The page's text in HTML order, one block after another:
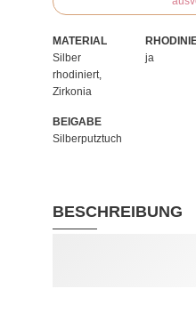
MATERIAL
Silber
rhodiniert,
Zirkonia
ja
BEIGABE
Silberputztuch
BESCHREIBUNG